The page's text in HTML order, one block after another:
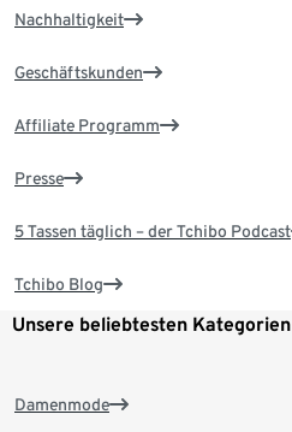
Nachhaltigkeit
Geschäftskunden
Affiliate Programm
Presse
5 Tassen täglich – der Tchibo Podcast
Tchibo Blog
Unsere beliebtesten Kategorien
Damenmode